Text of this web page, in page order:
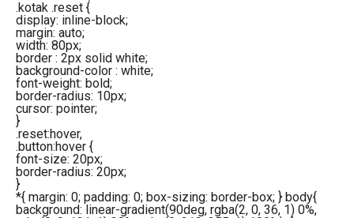
.kotak .reset {
display: inline-block;
margin: auto;
width: 80px;
border: 2pxsolid white;
background-color: white;
font-weight: bold;
border-radius: 10px;
cursor: pointer;
}
.reset:hover,
.button:hover {
font-size: 20px;
border-radius: 20px;
}
*{ margin: 0; padding: 0; box-sizing: border-box; } body{
background: linear-gradient(90deg, rgba(2, 0, 36, 1) 0%,